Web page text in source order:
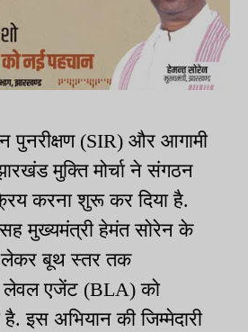
पुनरीक्षण (SIR) और आगामी
मुक्ति मोर्चा ने संगठन
करना शुरू कर दिया है.
सह मुख्यमंत्री हेमंत सोरेन के
लेकर बूथ स्तर तक
लेवल एजेंट (BLA) को
इस अभियान की जिम्मेदारी